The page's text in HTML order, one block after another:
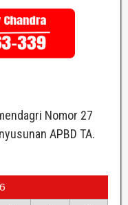
Nomor 27
APBD TA.